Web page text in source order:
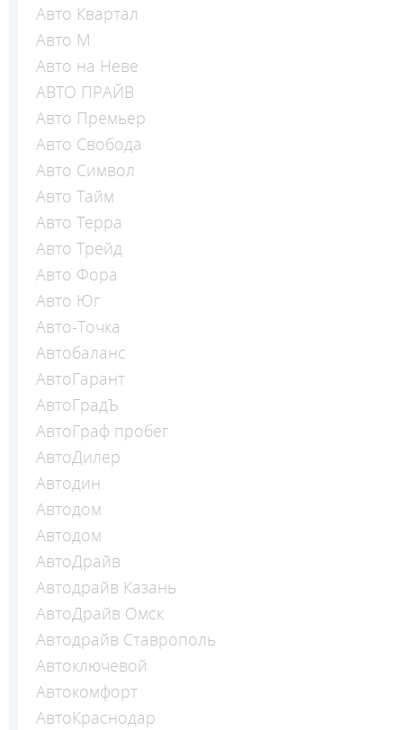
Авто Квартал
Авто М
Авто на Неве
АВТО ПРАЙВ
Авто Премьер
Авто Свобода
Авто Символ
Авто Тайм
Авто Терра
Авто Трейд
Авто Фора
Авто Юг
Авто-Точка
Автобаланс
АвтоГарант
АвтоГрадЪ
АвтоГраф пробег
АвтоДилер
Автодин
Автодом
Автодом
АвтоДрайв
Автодрайв Казань
АвтоДрайв Омск
Автодрайв Ставрополь
Автоключевой
Автокомфорт
АвтоКраснодар